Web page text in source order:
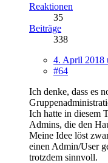
Reaktionen
35
Beiträge
338
4. April 2018
#64
Ich denke, dass es
Ich hatte in diesem
Admins, die den
Meine Idee löst
einen Admin/User
trotzdem sinnvoll.